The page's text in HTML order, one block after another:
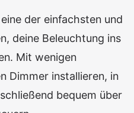
der einfachsten und
deine Beleuchtung ins
Mit wenigen
Dimmer installieren, in
bequem über